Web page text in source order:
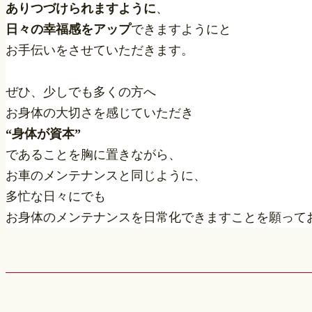
ありつづけられますように、
日々の幸福感をアップできますようにと
お手伝いをさせていただきます。
ぜひ、少しでも多くの方へ
お身体の大切さを感じていただき
“身体が資本”
であることを胸に置きながら、
お車のメンテナンスと同じように、
多忙な日々にでも
お身体のメンテナンスを日常化できますことを願って